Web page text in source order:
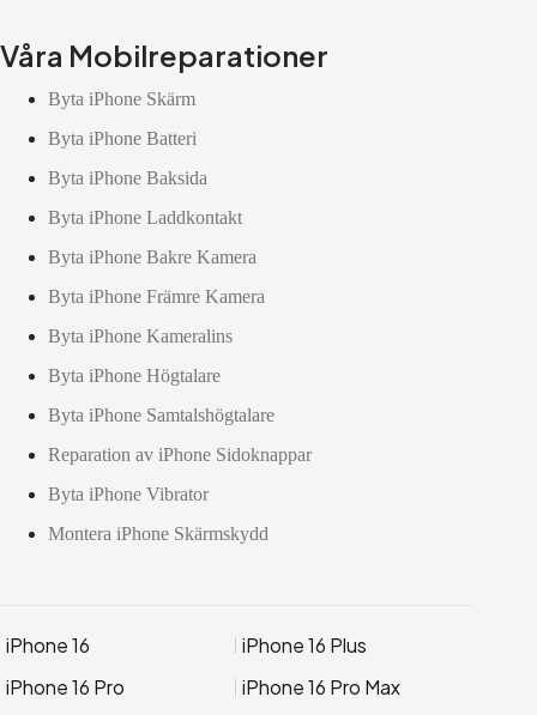
Våra Mobilreparationer
Byta iPhone Skärm
Byta iPhone Batteri
Byta iPhone Baksida
Byta iPhone Laddkontakt
Byta iPhone Bakre Kamera
Byta iPhone Främre Kamera
Byta iPhone Kameralins
Byta iPhone Högtalare
Byta iPhone Samtalshögtalare
Reparation av iPhone Sidoknappar
Byta iPhone Vibrator
Montera iPhone Skärmskydd
iPhone 16
iPhone 16 Plus
iPhone 16 Pro
iPhone 16 Pro Max